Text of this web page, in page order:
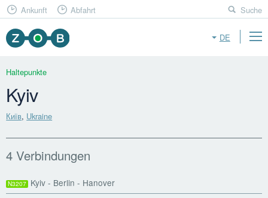
DE
Ankunft Abfahrt Suche
Haltepunkte
Kyiv
Київ, Ukraine
4 Verbindungen
N3207 Kyiv - Berlin - Hanover